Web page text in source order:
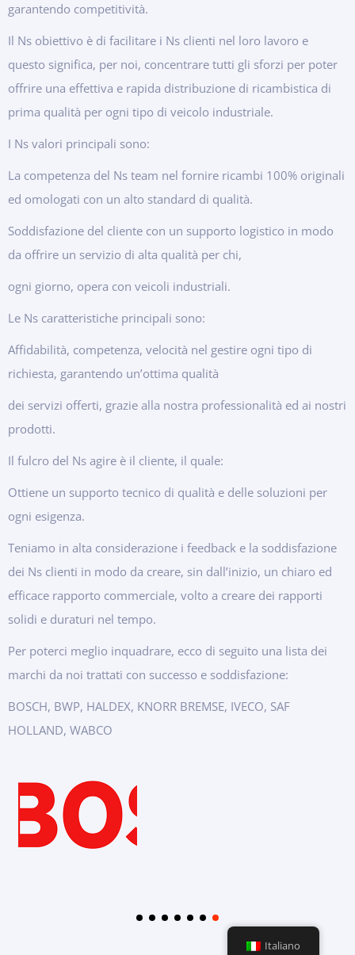
garantendo competitività.
Il Ns obiettivo è di facilitare i Ns clienti nel loro lavoro e
questo significa, per noi, concentrare tutti gli sforzi per poter
offrire una effettiva e rapida distribuzione di ricambistica di
prima qualità per ogni tipo di veicolo industriale.
I Ns valori principali sono:
La competenza del Ns team nel fornire ricambi 100% originali
ed omologati con un alto standard di qualità.
Soddisfazione del cliente con un supporto logistico in modo
da offrire un servizio di alta qualità per chi,
ogni giorno, opera con veicoli industriali.
Le Ns caratteristiche principali sono:
Affidabilità, competenza, velocità nel gestire ogni tipo di
richiesta, garantendo un’ottima qualità
dei servizi offerti, grazie alla nostra professionalità ed ai nostri
prodotti.
Il fulcro del Ns agire è il cliente, il quale:
Ottiene un supporto tecnico di qualità e delle soluzioni per
ogni esigenza.
Teniamo in alta considerazione i feedback e la soddisfazione
dei Ns clienti in modo da creare, sin dall’inizio, un chiaro ed
efficace rapporto commerciale, volto a creare dei rapporti
solidi e duraturi nel tempo.
Per poterci meglio inquadrare, ecco di seguito una lista dei
marchi da noi trattati con successo e soddisfazione:
BOSCH, BWP, HALDEX, KNORR BREMSE, IVECO, SAF
HOLLAND, WABCO
Italiano